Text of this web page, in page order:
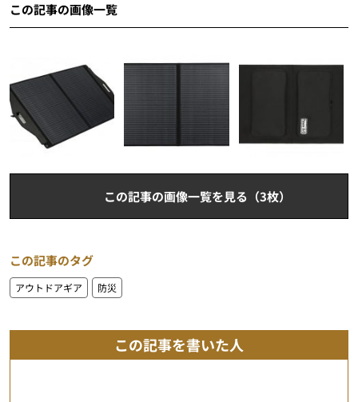
この記事の画像一覧
この記事の画像一覧を見る（3枚）
この記事のタグ
アウトドアギア 防災
この記事を書いた人